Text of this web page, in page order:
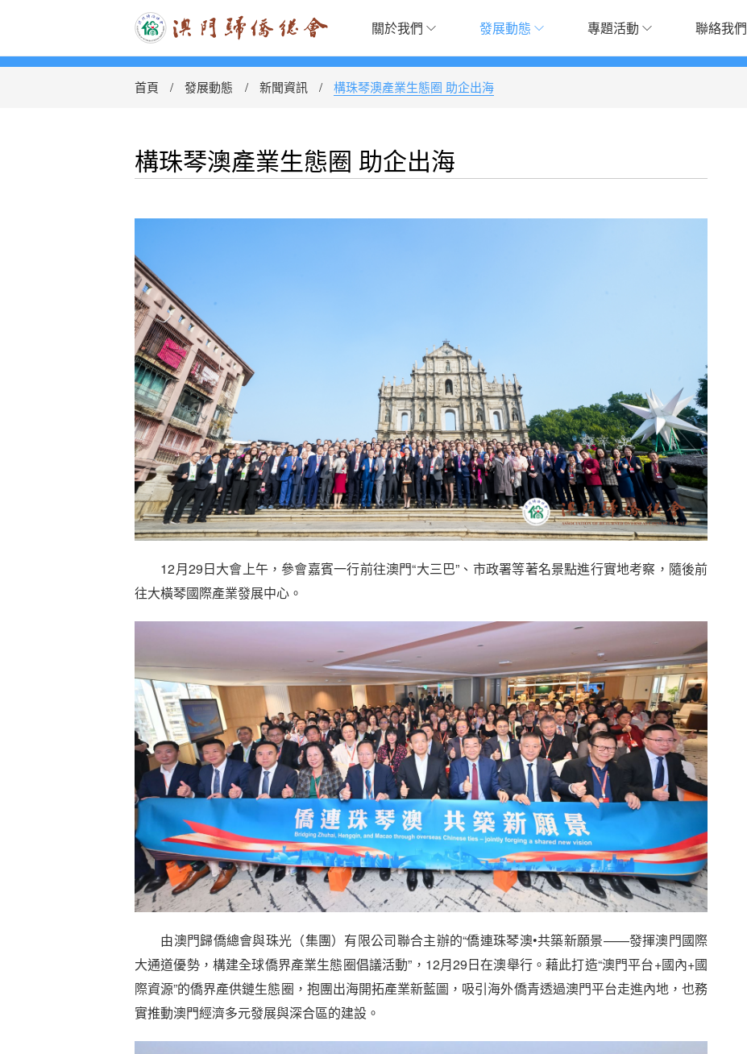
關於我們 發展動態 專題活動 聯絡我們
首頁 發展動態 新聞資訊 構珠琴澳產業生態圈 助企出海
構珠琴澳產業生態圈 助企出海
12月29日大會上午，參會嘉賓一行前往澳門“大三巴”、市政署等著名景點進行實地考察，隨後前
往大橫琴國際產業發展中心。
由澳門歸僑總會與珠光（集團）有限公司聯合主辦的“僑連珠琴澳•共築新願景——發揮澳門國際
大通道優勢，構建全球僑界產業生態圈倡議活動”，12月29日在澳舉行。藉此打造“澳門平台+國內+國
際資源”的僑界產供鏈生態圈，抱團出海開拓產業新藍圖，吸引海外僑青透過澳門平台走進內地，也務
實推動澳門經濟多元發展與深合區的建設。